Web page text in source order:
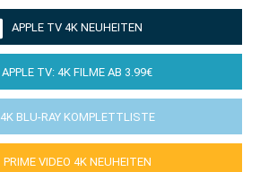
APPLE TV 4K NEUHEITEN
APPLE TV: 4K FILME AB 3.99€
4K BLU-RAY KOMPLETTLISTE
PRIME VIDEO 4K NEUHEITEN